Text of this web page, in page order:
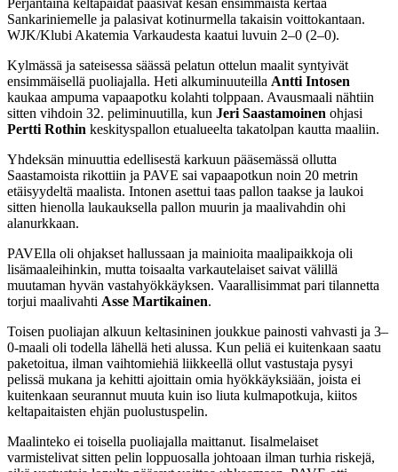
Sankariniemelle ja palasivat kotinurmella takaisin voittokantaan.
WJK/Klubi Akatemia Varkaudesta kaatui luvuin 2–0 (2–0).
Kylmässä ja sateisessa säässä pelatun ottelun maalit syntyivät
ensimmäisellä puoliajalla. Heti alkuminuuteilla Antti Intosen
kaukaa ampuma vapaapotku kolahti tolppaan. Avausmaali nähtiin
sitten vihdoin 32. peliminuutilla, kun Jeri Saastamoinen ohjasi
Pertti Rothin keskityspallon etualueelta takatolpan kautta maaliin.
Yhdeksän minuuttia edellisestä karkuun pääsemässä ollutta
Saastamoista rikottiin ja PAVE sai vapaapotkun noin 20 metrin
etäisyydeltä maalista. Intonen asettui taas pallon taakse ja laukoi
sitten hienolla laukauksella pallon muurin ja maalivahdin ohi
alanurkkaan.
PAVElla oli ohjakset hallussaan ja mainioita maalipaikkoja oli
lisämaaleihinkin, mutta toisaalta varkautelaiset saivat välillä
muutaman hyvän vastahyökkäyksen. Vaarallisimmat pari tilannetta
torjui maalivahti Asse Martikainen.
Toisen puoliajan alkuun keltasininen joukkue painosti vahvasti ja 3–
0-maali oli todella lähellä heti alussa. Kun peliä ei kuitenkaan saatu
paketoitua, ilman vaihtomiehiä liikkeellä ollut vastustaja pysyi
pelissä mukana ja kehitti ajoittain omia hyökkäyksiään, joista ei
kuitenkaan seurannut muuta kuin iso liuta kulmapotkuja, kiitos
keltapaitaisten ehjän puolustuspelin.
Maalinteko ei toisella puoliajalla maittanut. Iisalmelaiset
varmistelivat sitten pelin loppuosalla johtoaan ilman turhia riskejä,